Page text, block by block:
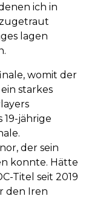
ich in
lagen
womit der
starkes
19-jährige
der sein
konnte. Hätte
Titel seit 2019
den Iren